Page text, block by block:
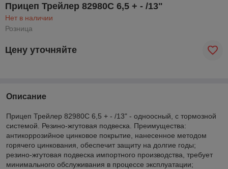
Прицеп Трейлер 82980С 6,5 + - /13"
Нет в наличии
Розница
Цену уточняйте
Описание
Прицеп Трейлер 82980С 6,5 + - /13" - одноосный, с тормозной
системой. Резино-жгутовая подвеска. Преимущества:
антикоррозийное цинковое покрытие, нанесенное методом
горячего цинкования, обеспечит защиту на долгие годы;
резино-жгутовая подвеска импортного производства, требует
минимального обслуживания в процессе эксплуатации;